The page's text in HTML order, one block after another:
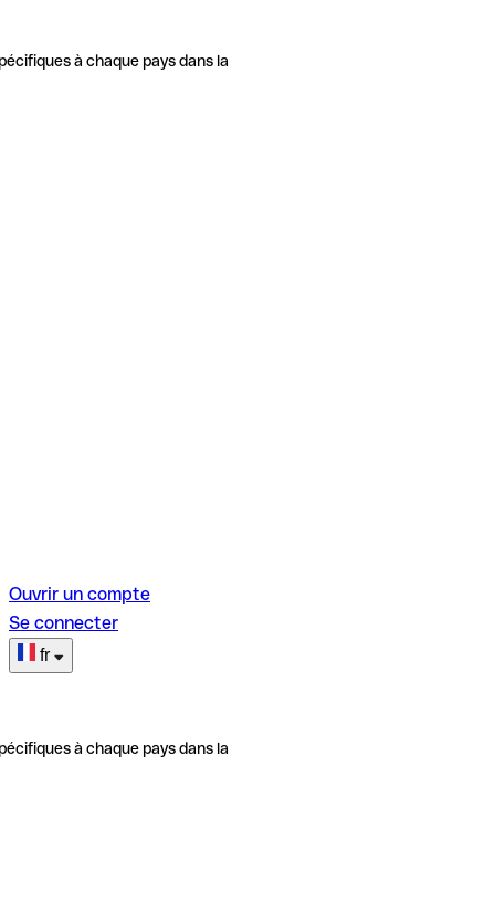
à chaque pays dans la
Ouvrir un compte
Se connecter
fr
à chaque pays dans la